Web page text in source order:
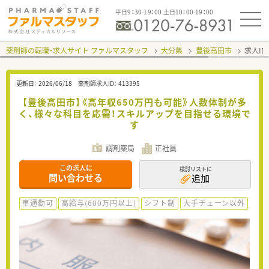
平日9：30-19：00 土日10：00-19：00
薬剤師の転職・求人サイト ファルマスタッフ 大分県 豊後高田市 求人ID
更新日： 2026/06/18 薬剤師求人ID： 413395
【豊後高田市】《高年収650万円も可能》人数体制が多
く、様々な科目を応需！スキルアップを目指せる環境で
す
調剤薬局 正社員
この求人に
問い合わせる
検討リストに
追加
車通勤可 高給与(600万円以上) シフト制 大手チェーン以外